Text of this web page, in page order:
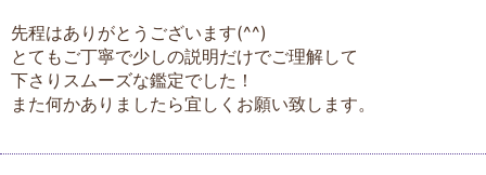
先程はありがとうございます(^^)
とてもご丁寧で少しの説明だけでご理解して
下さりスムーズな鑑定でした！
また何かありましたら宜しくお願い致します。